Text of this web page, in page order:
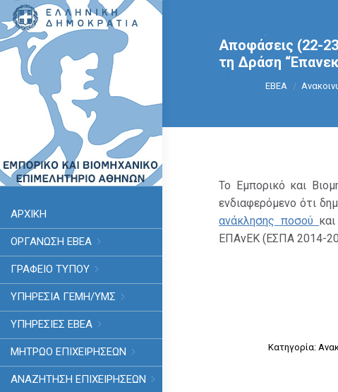
ΑΡΧΙΚΗ
ΟΡΓΑΝΩΣΗ ΕΒΕΑ
ΓΡΑΦΕΙΟ ΤΥΠΟΥ
ΥΠΗΡΕΣΊΑ ΓΕΜΗ/ΥΜΣ
ΥΠΗΡΕΣΙΕΣ ΕΒΕΑ
ΜΗΤΡΩΟ ΕΠΙΧΕΙΡΗΣΕΩΝ
ΑΝΑΖΗΤΗΣΗ ΕΠΙΧΕΙΡΗΣΕΩΝ
Αποφάσεις (22-
τη Δράση
You are here:
ΕΒΕΑ
Το Εμπορικό και
ενδιαφερόμενο ότι
ανάκλησης ποσού
ΕΠΑνΕΚ (ΕΣΠΑ 2014-
Κατηγορία: